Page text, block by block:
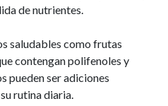
de nutrientes.
saludables como frutas
contengan polifenoles y
pueden ser adiciones
rutina diaria.